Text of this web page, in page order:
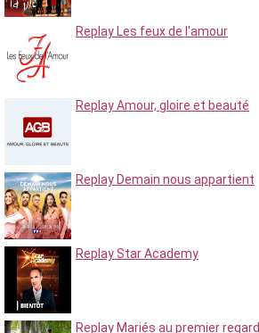
Replay Les feux de l'amour
Replay Amour, gloire et beauté
Replay Demain nous appartient
Replay Star Academy
Replay Mariés au premier regard